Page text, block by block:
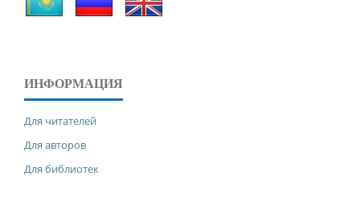
ИНФОРМАЦИЯ
Для читателей
Для авторов
Для библиотек